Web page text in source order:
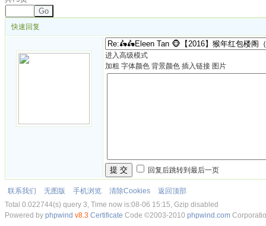
Go
快速回复
进入高级模式
加粗 字体颜色 背景颜色 插入链接 图片
提 交 回复后跳转到最后一页
联系我们 无图版 手机浏览 清除Cookies
返回顶部
Total 0.022744(s) query 3, Time now is:08-06 15:15, Gzip disabled
Powered by phpwind v8.3 Certificate Code ©2003-2010 phpwind.com